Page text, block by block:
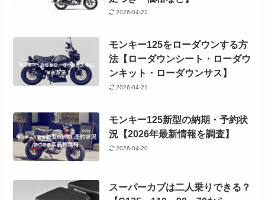
2026-04-22
モンキー125をローダウンする方
法【ローダウンシート・ローダウ
ンキット・ローダウンサス】
2026-04-21
モンキー125新型の納期・予約状
況【2026年最新情報を調査】
2026-04-20
スーパーカブは二人乗りできる？